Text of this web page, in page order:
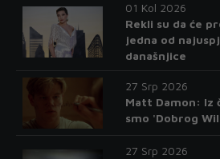
01 Kol 2026
Rekli su da će
jedna od
današnjice
27 Srp 2026
Matt Damon: Iz
smo 'Dobrog
27 Srp 2026